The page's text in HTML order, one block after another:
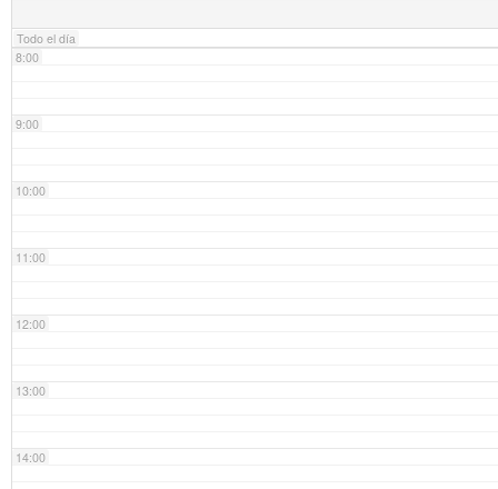
Todo el día
8:00
9:00
10:00
11:00
12:00
13:00
14:00